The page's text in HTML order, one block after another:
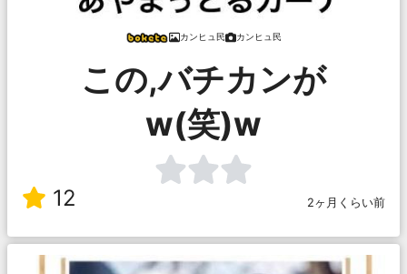
カンヒュ民 カンヒュ民
この,バチカンが
w(笑)w
12 2ヶ月くらい前